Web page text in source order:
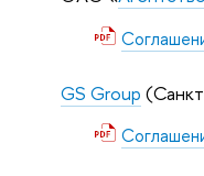
GS Group